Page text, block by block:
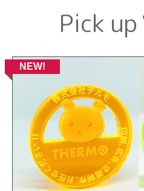
Pick up